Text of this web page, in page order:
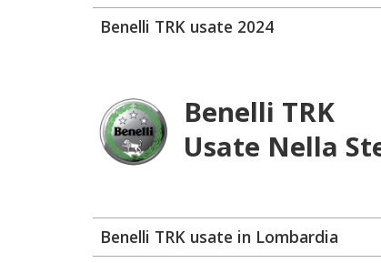
Benelli TRK usate 2024
Benelli TRK
Usate Nella
Benelli TRK usate in Lombardia